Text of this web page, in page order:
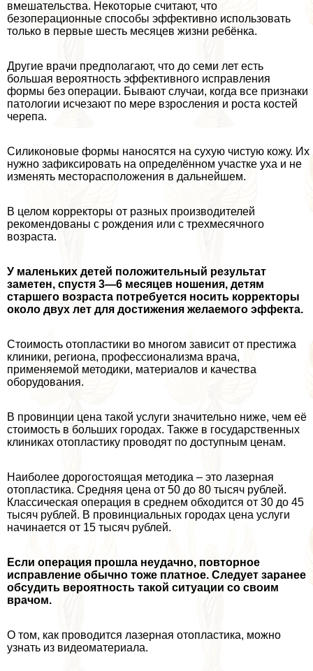
вмешательства. Некоторые считают, что
безоперационные способы эффективно использовать
только в первые шесть месяцев жизни ребёнка.
Другие врачи предполагают, что до семи лет есть
большая вероятность эффективного исправления
формы без операции. Бывают случаи, когда все признаки
патологии исчезают по мере взросления и роста костей
черепа.
Силиконовые формы наносятся на сухую чистую кожу. Их
нужно зафиксировать на определённом участке уха и не
изменять месторасположения в дальнейшем.
В целом корректоры от разных производителей
рекомендованы с рождения или с трехмecячного
возраста.
У маленьких детей положительный результат
заметен, спустя 3—6 месяцев ношения, детям
старшего возраста потребуется носить корректоры
около двух лет для достижения желаемого эффекта.
Стоимость отопластики во многом зависит от престижа
клиники, региона, профессионализма врача,
применяемой методики, материалов и качества
оборудования.
В провинции цена такой услуги значительно ниже, чем её
стоимость в больших городах. Также в государственных
клиниках отопластику проводят по доступным ценам.
Наиболее дорогостоящая методика – это лазерная
отопластика. Средняя цена от 50 до 80 тысяч рублей.
Классическая операция в среднем обходится от 30 до 45
тысяч рублей. В провинциальных городах цена услуги
начинается от 15 тысяч рублей.
Если операция прошла неудачно, повторное
исправление обычно тоже платное. Следует заранее
обсудить вероятность такой ситуации со своим
врачом.
О том, как проводится лазерная отопластика, можно
узнать из видеоматериала.